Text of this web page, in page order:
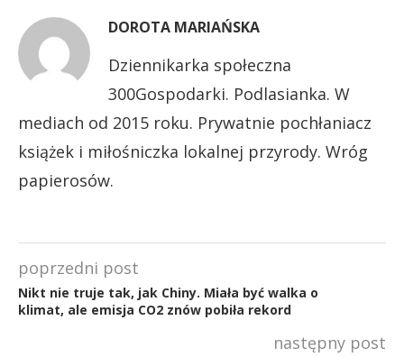
DOROTA MARIAŃSKA
Dziennikarka społeczna
300Gospodarki. Podlasianka. W
mediach od 2015 roku. Prywatnie pochłaniacz
książek i miłośniczka lokalnej przyrody. Wróg
papierosów.
poprzedni post
Nikt nie truje tak, jak Chiny. Miała być walka o
klimat, ale emisja CO2 znów pobiła rekord
następny post